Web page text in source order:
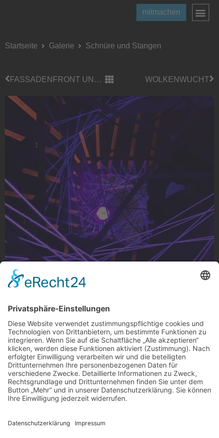
mitmachen
Startseite Galerie Schnüre und Stangen
FASSADENFRONT UND WASSERTURM WOLKENWUCHT
Schnüre und Stangen
Schnüre und Stangen in der Vinyl Garage auf der
Waldhausener Straße, Gladbach
Foto: stawi_de via Instagram